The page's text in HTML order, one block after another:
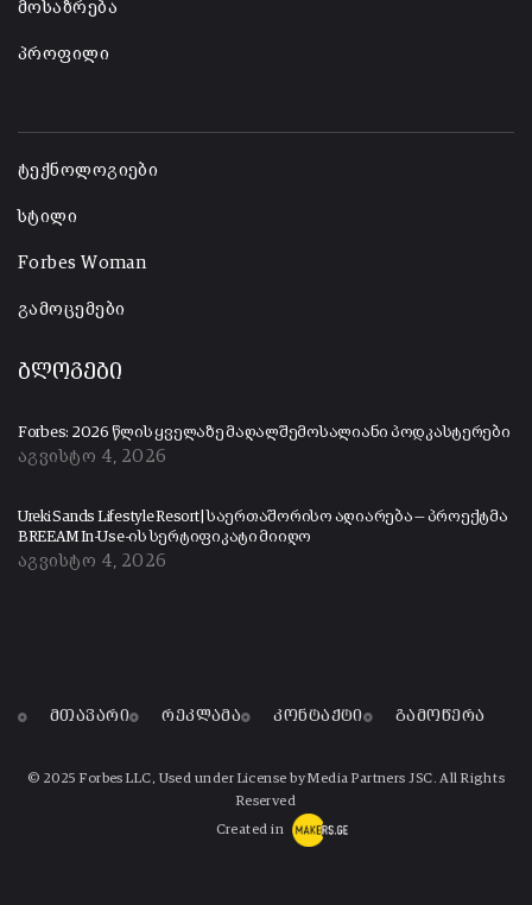
მოსაზრება
პროფილი
ტექნოლოგიები
სტილი
Forbes Woman
გამოცემები
ბლოგები
Forbes: 2026 წლის ყველაზე მაღალშემოსალიანი პოდკასტერები
აგვისტო 4, 2026
Ureki Sands Lifestyle Resort | საერთაშორისო აღიარება — პროექტმა
BREEAM In-Use-ის სერტიფიკატი მიიღო
აგვისტო 4, 2026
მთავარი რეკლამა კონტაქტი გამოწერა
© 2025 Forbes LLC, Used under License by Media Partners JSC. All Rights
Reserved
Created in